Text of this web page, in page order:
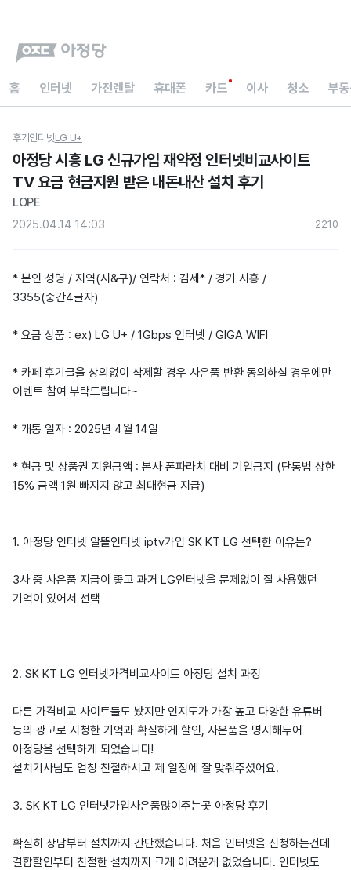
홈 인터넷 가전렌탈 휴대폰 카드 이사 청소 부
후기 인터넷LG U+
아정당 시흥 LG 신규가입 재약정 인터넷비교사이트
TV 요금 현금지원 받은 내돈내산 설치 후기
LOPE
2025.04.14 14:03
221 0
* 본인 성명 / 지역(시&구)/ 연락처 : 김세* / 경기 시흥 /
3355(중간4글자)
* 요금 상품 : ex) LG U+ / 1Gbps 인터넷 / GIGA WIFI
* 카페 후기글을 상의없이 삭제할 경우 사은품 반환 동의하실 경우에만
이벤트 참여 부탁드립니다~
* 개통 일자 : 2025년 4월 14일
* 현금 및 상품권 지원금액 : 본사 폰파라치 대비 기입금지 (단통법 상한
15% 금액 1원 빠지지 않고 최대현금 지급)
1. 아정당 인터넷 알뜰인터넷 iptv가입 SK KT LG 선택한 이유는?
3사 중 사은품 지급이 좋고 과거 LG인터넷을 문제없이 잘 사용했던
기억이 있어서 선택
2. SK KT LG 인터넷가격비교사이트 아정당 설치 과정
다른 가격비교 사이트들도 봤지만 인지도가 가장 높고 다양한 유튜버
등의 광고로 시청한 기억과 확실하게 할인, 사은품을 명시해두어
아정당을 선택하게 되었습니다!
설치기사님도 엄청 친절하시고 제 일정에 잘 맞춰주셨어요.
3. SK KT LG 인터넷가입사은품많이주는곳 아정당 후기
확실히 상담부터 설치까지 간단했습니다. 처음 인터넷을 신청하는건데
결합할인부터 친절한 설치까지 크게 어려운게 없었습니다. 인터넷도